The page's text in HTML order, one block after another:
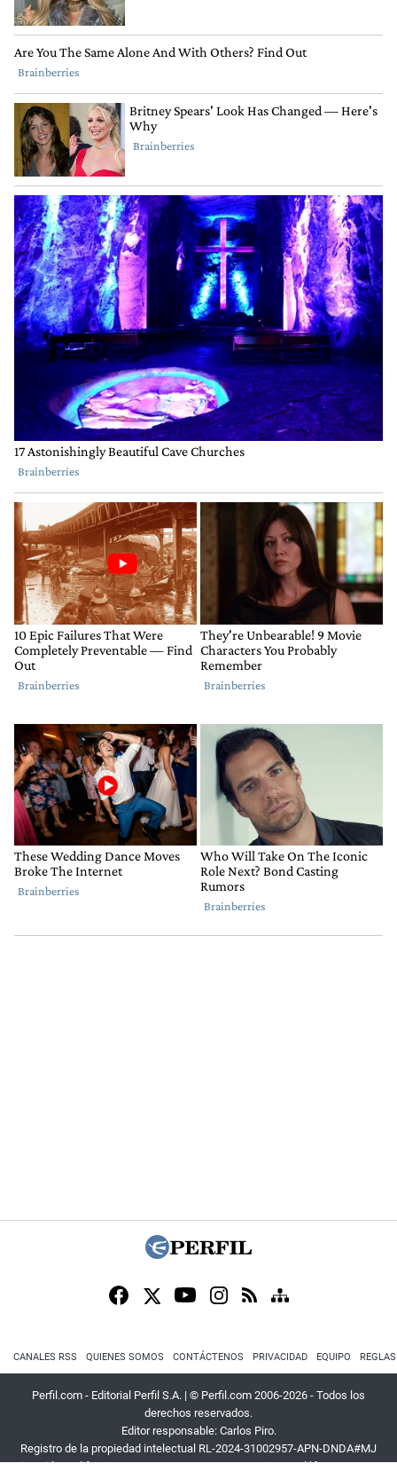
CANALES RSS QUIENES SOMOS CONTÁCTENOS PRIVACIDAD EQUIPO
Perfil.com - Editorial Perfil S.A. | © Perfil.com 2006-2026 - Todos los
derechos reservados.
Editor responsable: Carlos Piro.
Registro de la propiedad intelectual RL-2024-31002957-APN-DNDA#MJ
Dirección:California 2715,C1289ABI,CABA, Argentina| Teléfono:+54 9 11